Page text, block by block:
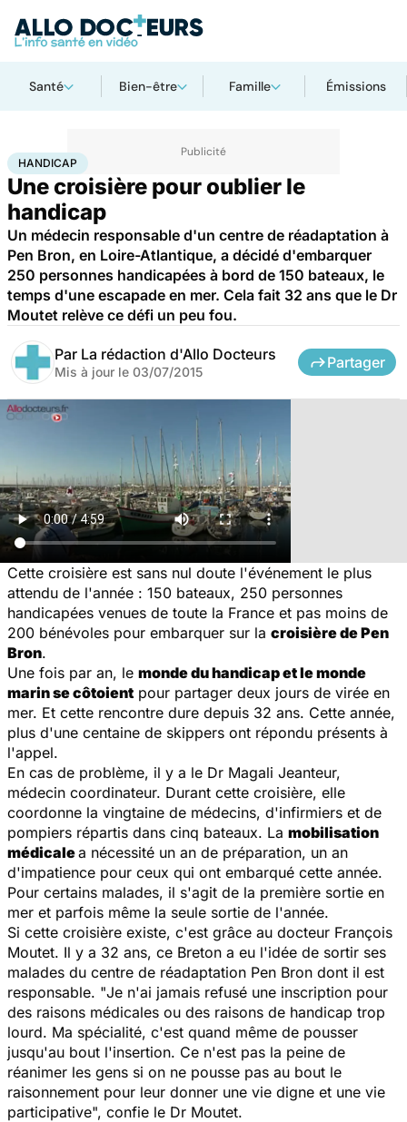
Santé Bien-être Famille Émissions
AccueilSanté Maladies
HANDICAP
Une croisière pour oublier le
handicap
Un médecin responsable d'un centre de réadaptation à
Pen Bron, en Loire-Atlantique, a décidé d'embarquer
250 personnes handicapées à bord de 150 bateaux, le
temps d'une escapade en mer. Cela fait 32 ans que le Dr
Moutet relève ce défi un peu fou.
Par La rédaction d'Allo Docteurs
Mis à jour le 03/07/2015
Partager
Cette croisière est sans nul doute l'événement le plus
attendu de l'année : 150 bateaux, 250 personnes
handicapées venues de toute la France et pas moins de
200 bénévoles pour embarquer sur la croisière de Pen
Bron.
Une fois par an, le monde du handicap et le monde
marin se côtoient pour partager deux jours de virée en
mer. Et cette rencontre dure depuis 32 ans. Cette année,
plus d'une centaine de skippers ont répondu présents à
l'appel.
En cas de problème, il y a le Dr Magali Jeanteur,
médecin coordinateur. Durant cette croisière, elle
coordonne la vingtaine de médecins, d'infirmiers et de
pompiers répartis dans cinq bateaux. La mobilisation
médicalea nécessité un an de préparation, un an
d'impatience pour ceux qui ont embarqué cette année.
Pour certains malades, il s'agit de la première sortie en
mer et parfois même la seule sortie de l'année.
Si cette croisière existe, c'est grâce au docteur François
Moutet. Il y a 32 ans, ce Breton a eu l'idée de sortir ses
malades du centre de réadaptation Pen Bron dont il est
responsable. "Je n'ai jamais refusé une inscription pour
des raisons médicales ou des raisons de handicap trop
lourd. Ma spécialité, c'est quand même de pousser
jusqu'au bout l'insertion. Ce n'est pas la peine de
réanimer les gens si on ne pousse pas au bout le
raisonnement pour leur donner une vie digne et une vie
participative", confie le Dr Moutet.